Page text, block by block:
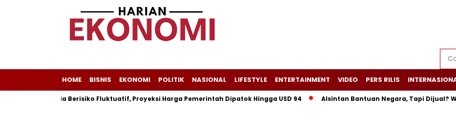
HOME BISNIS EKONOMI POLITIK NASIONAL LIFESTYLE ENTERTAINMENT VIDEO PERS RILIS
Dunia Berisiko Fluktuatif, Proyeksi Harga Pemerintah Dipatok Hingga USD 94 Alsintan Bantuan Negara, Tapi Dijual?